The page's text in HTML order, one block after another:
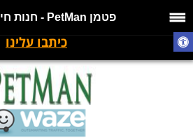
פטמן PetMan - חנות חיות בפת...
כיתבו עלינו